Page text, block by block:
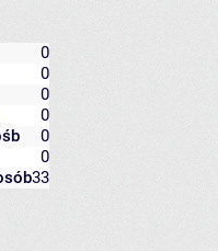
0
0
0
0
0
0
33